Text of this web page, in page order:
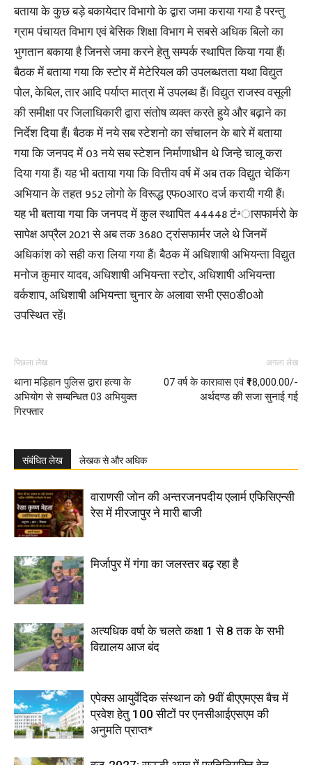
बताया के कुछ बड़े बकायेदार विभागो के द्वारा जमा कराया गया है परन्तु
ग्राम पंचायत विभाग एवं बेसिक शिक्षा विभाग मे सबसे अधिक बिलो का
भुगतान बकाया है जिनसे जमा करने हेतु सम्पर्क स्थापित किया गया हैं।
बैठक में बताया गया कि स्टोर में मेटेरियल की उपलब्धतता यथा विद्युत
पोल, केबिल, तार आदि पर्याप्त मात्रा में उपलब्ध हैं। विद्युत राजस्व वसूली
की समीक्षा पर जिलाधिकारी द्वारा संतोष व्यक्त करते हुये और बढ़ाने का
निर्देश दिया हैं। बैठक में नये सब स्टेशनो का संचालन के बारे में बताया
गया कि जनपद में 03 नये सब स्टेशन निर्माणाधीन थे जिन्हे चालू करा
दिया गया हैं। यह भी बताया गया कि वित्तीय वर्ष में अब तक विद्युत चेकिंग
अभियान के तहत 952 लोगो के विरूद्ध एफ0आर0 दर्ज करायी गयी हैं।
यह भी बताया गया कि जनपद में कुल स्थापित 44448 टंªासफार्मरो के
सापेक्ष अप्रैल 2021 से अब तक 3680 ट्रांसफार्मर जले थे जिनमें
अधिकांश को सही करा लिया गया हैं। बैठक में अधिशाषी अभियन्ता विद्युत
मनोज कुमार यादव, अधिशाषी अभियन्ता स्टोर, अधिशाषी अभियन्ता
वर्कशाप, अधिशाषी अभियन्ता चुनार के अलावा सभी एस0डी0ओ
उपस्थित रहें।
पिछला लेख
थाना मड़िहान पुलिस द्वारा हत्या के
अभियोग से सम्बन्धित 03 अभियुक्त
गिरफ्तार
अगला लेख
07 वर्ष के कारावास एवं ₹18,000.00/-
अर्थदण्ड की सजा सुनाई गई
संबंधित लेख लेखक से और अधिक
वाराणसी जोन की अन्तरजनपदीय एलार्म एफिसिएन्सी
रेस में मीरजापुर ने मारी बाजी
मिर्जापुर में गंगा का जलस्तर बढ़ रहा है
अत्यधिक वर्षा के चलते कक्षा 1 से 8 तक के सभी
विद्यालय आज बंद
एपेक्स आयुर्वेदिक संस्थान को 9वीं बीएएमएस बैच में
प्रवेश हेतु 100 सीटों पर एनसीआईएसएम की
अनुमति प्राप्त*